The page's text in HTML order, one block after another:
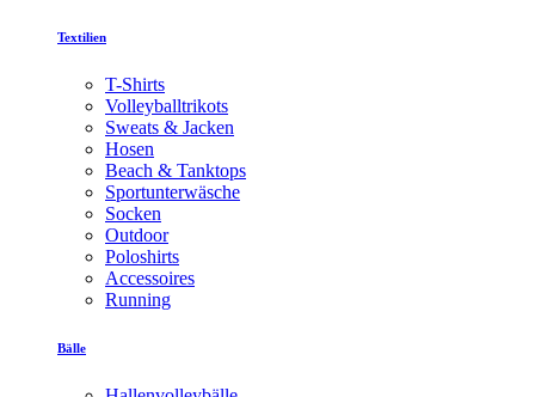
Textilien
T-Shirts
Volleyballtrikots
Sweats & Jacken
Hosen
Beach & Tanktops
Sportunterwäsche
Socken
Outdoor
Poloshirts
Accessoires
Running
Bälle